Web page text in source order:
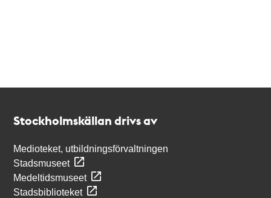
Stockholmskällan drivs av
Medioteket, utbildningsförvaltningen
Stadsmuseet
Medeltidsmuseet
Stadsbiblioteket